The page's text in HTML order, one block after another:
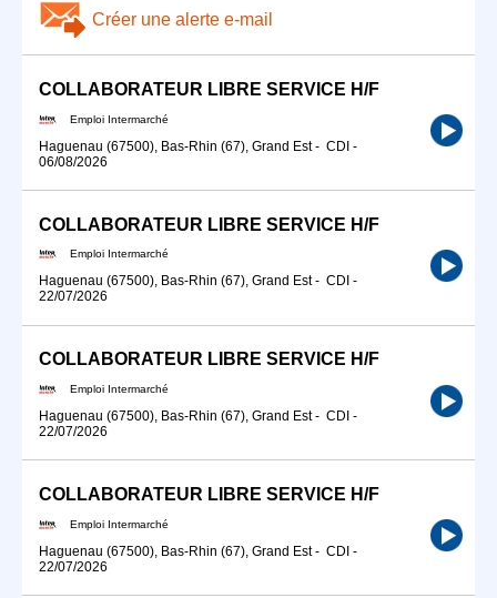
Créer une alerte e-mail
COLLABORATEUR LIBRE SERVICE H/F
Emploi Intermarché
Haguenau (67500), Bas-Rhin (67), Grand Est- CDI -
06/08/2026
COLLABORATEUR LIBRE SERVICE H/F
Emploi Intermarché
Haguenau (67500), Bas-Rhin (67), Grand Est- CDI -
22/07/2026
COLLABORATEUR LIBRE SERVICE H/F
Emploi Intermarché
Haguenau (67500), Bas-Rhin (67), Grand Est- CDI -
22/07/2026
COLLABORATEUR LIBRE SERVICE H/F
Emploi Intermarché
Haguenau (67500), Bas-Rhin (67), Grand Est- CDI -
22/07/2026